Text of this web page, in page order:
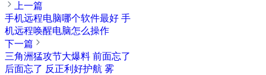
上一篇
手机远程电脑哪个软件最好 手
机远程唤醒电脑怎么操作
下一篇
三角洲猛攻节大爆料 前面忘了
后面忘了 反正利好护航 雾